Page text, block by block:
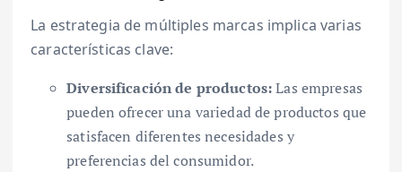
La estrategia de múltiples marcas implica varias
características clave:
Diversificación de productos:Las empresas
pueden ofrecer una variedad de productos que
satisfacen diferentes necesidades y
preferencias del consumidor.